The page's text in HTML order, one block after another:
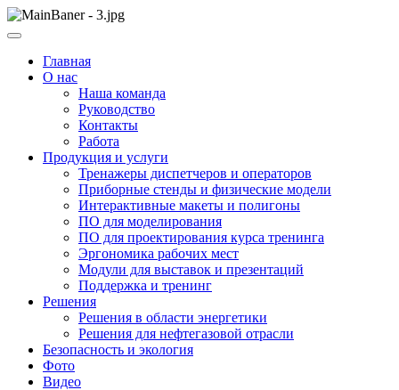
Skip
to
ООО НПП "АТП"
ООО НПП "АТП" – разработка тренажерных комплексов
Главная
О нас
Наша команда
Руководство
Контакты
Работа
Продукция и услуги
Тренажеры диспетчеров и операторов
Приборные стенды и физические модели
Интерактивные макеты и полигоны
ПО для моделирования
ПО для проектирования курса тренинга
Эргономика рабочих мест
Модули для выставок и презентаций
Поддержка и тренинг
Решения
Решения в области энергетики
Решения для нефтегазовой отрасли
Безопасность и экология
Фото
Видео